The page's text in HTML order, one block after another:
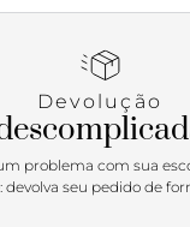
na ponta.
ovalada, sobre o
Devolução
problema com sua
devolva seu pedido de